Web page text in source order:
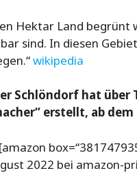
Hektar Land
sind. In diesen
wikipedia
Schlöndorf hat
erstellt, ab
2022 bei amazon-